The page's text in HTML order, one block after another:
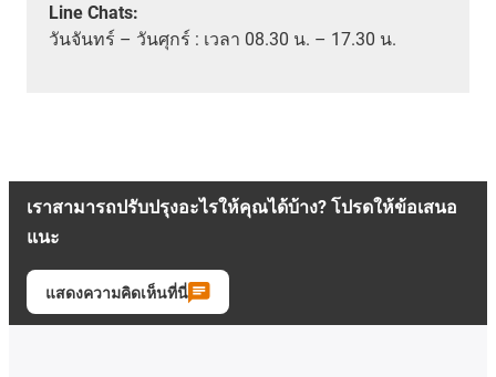
Line Chats:
วันจันทร์ – วันศุกร์ : เวลา 08.30 น. – 17.30 น.
เราสามารถปรับปรุงอะไรให้คุณได้บ้าง? โปรดให้ข้อเสนอ
แนะ
แสดงความคิดเห็นที่นี่